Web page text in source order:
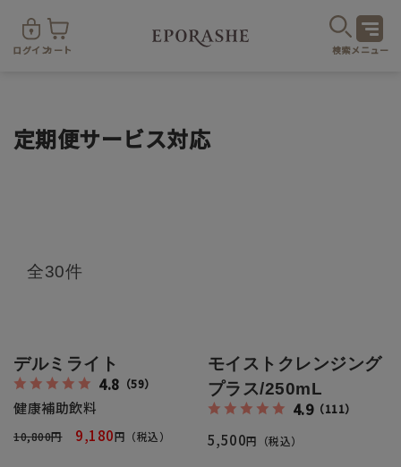
ログインカート 検索メニュー
スキンケア
メイクアップ
全商品一覧
定期便サービス対応
全30件
デルミライト
4.8 （59）
健康補助飲料
10,800円 9,180円（税込）
モイストクレンジング
プラス/250mL
4.9（111）
5,500円（税込）